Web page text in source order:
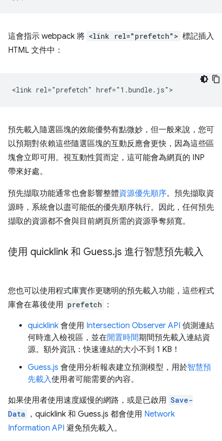
這會指示 webpack 將 <link rel="prefetch"> 標記插入
HTML 文件中：
預先載入隨選區塊的效能優勢有點微妙，但一般來說，您可
以預期對依賴這些隨選區塊的互動反應會更快，因為這些區
塊會立即可用。視互動性質而定，這可能會為網頁的 INP
帶來好處。
預先擷取功能通常也會影響整體資源優先順序。預先擷取資
源時，系統會以盡可能低的優先順序執行。因此，任何預先
擷取的資源都不會與目前網頁所需的資源爭奪頻寬。
使用 quicklink 和 Guess.js 進行智慧預先載入
您也可以使用程式庫實作更聰明的預先載入功能，這些程式
庫會在幕後使用 prefetch ：
quicklink 會使用 Intersection Observer API 偵測連結
何時進入檢視區，並在閒置時間期間預先載入連結資
源。額外資訊：快速連結的大小不到 1 KB！
Guess.js 會使用分析報表建立預測模型，用於智慧預
先載入使用者可能需要的內容。
如果使用者使用速度緩慢的網路，或是已啟用 Save-
Data
，quicklink 和 Guess.js 都會使用 Network
Information API 避免預先載入。